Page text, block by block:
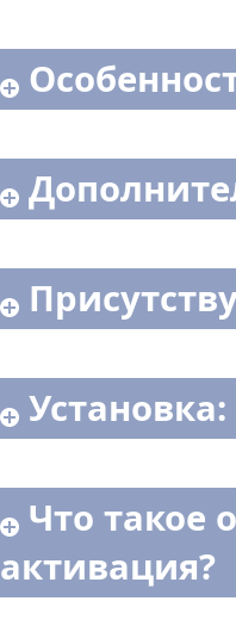
Установка:
Что такое
активация?